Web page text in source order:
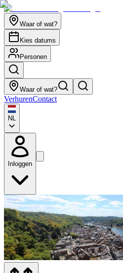
Waar of wat?
Kies datums
Personen
Waar of wat?
VerhurenContact
NL
Inloggen